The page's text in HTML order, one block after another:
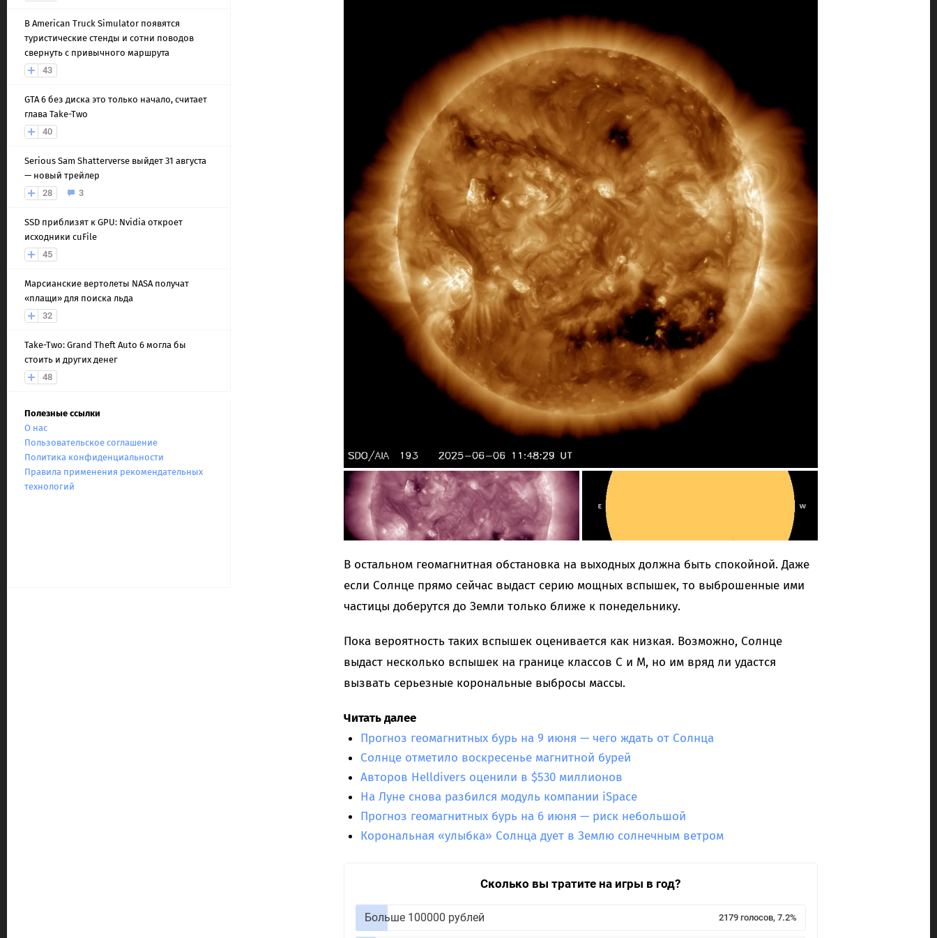
В American Truck Simulator появятся
туристические стенды и сотни поводов
свернуть с привычного маршрута
43
GTA 6 без диска это только начало, считает
глава Take-Two
40
Serious Sam Shatterverse выйдет 31 августа
— новый трейлер
28
3
SSD приблизят к GPU: Nvidia откроет
исходники cuFile
45
Марсианские вертолеты NASA получат
«плащи» для поиска льда
32
Take-Two: Grand Theft Auto 6 могла бы
стоить и других денег
48
Полезные ссылки
О нас
Пользовательское соглашение
Политика конфиденциальности
Правила применения рекомендательных
технологий
В остальном геомагнитная обстановка на выходных должна быть спокойной. Даже
если Солнце прямо сейчас выдаст серию мощных вспышек, то выброшенные ими
частицы доберутся до Земли только ближе к понедельнику.
Пока вероятность таких вспышек оценивается как низкая. Возможно, Солнце
выдаст несколько вспышек на границе классов C и M, но им вряд ли удастся
вызвать серьезные корональные выбросы массы.
Читать далее
Прогноз геомагнитных бурь на 9 июня — чего ждать от Солнца
Солнце отметило воскресенье магнитной бурей
Авторов Helldivers оценили в $530 миллионов
На Луне снова разбился модуль компании iSpace
Прогноз геомагнитных бурь на 6 июня — риск небольшой
Корональная «улыбка» Солнца дует в Землю солнечным ветром
Сколько вы тратите на игры в год?
Больше 100000 рублей 2179 голосов, 7.2%